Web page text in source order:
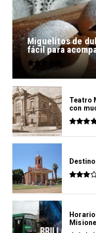
Miguelitos de
fácil para
Teatro
con